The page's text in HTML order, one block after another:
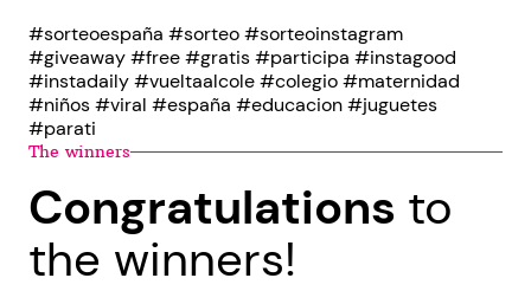
#sorteoespaña #sorteo #sorteoinstagram
#giveaway #free #gratis #participa #instagood
#instadaily #vueltaalcole #colegio #maternidad
#niños #viral #españa #educacion #juguetes
#parati
The winners
Congratulations to
the winners!